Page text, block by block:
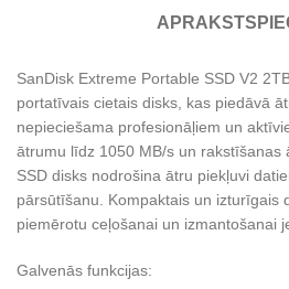
APRAKSTS
SanDisk Extreme Portable SSD V2
portatīvais cietais disks, kas piedāvā
nepieciešama profesionāļiem un
ātrumu līdz 1050 MB/s un rakstīšanas
SSD disks nodrošina ātru piekļuvi
pārsūtīšanu. Kompaktais un izturīgais
piemērotu ceļošanai un izmantošanai
Galvenās funkcijas: